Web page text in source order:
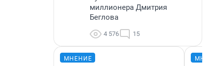
миллионера Дмитрия
Беглова
4 576 15
МНЕНИЕ